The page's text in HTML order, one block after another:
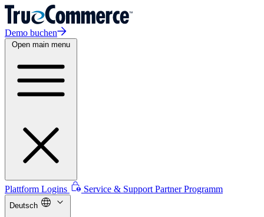
Demo buchen
Open main menu
Plattform Logins Service & Support Partner Programm
Deutsch